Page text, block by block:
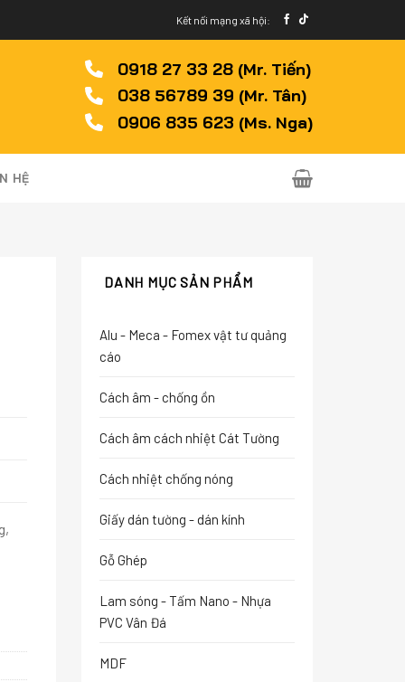
Kết nối mạng xã hội:
0918 27 33 28 (Mr. Tiến)
038 56789 39 (Mr. Tân)
0906 835 623 (Ms. Nga)
HỆ
DANH MỤC SẢN PHẨM
Alu - Meca - Fomex vật tư quảng
cáo
Cách âm - chống ồn
Cách âm cách nhiệt Cát Tường
Cách nhiệt chống nóng
Giấy dán tường - dán kính
Gỗ Ghép
Lam sóng - Tấm Nano - Nhựa
PVC Vân Đá
MDF